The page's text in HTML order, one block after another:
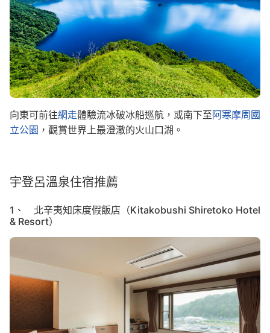
向東可前往網走體驗流冰破冰船巡航，或南下至阿寒摩周國
立公園 ，觀賞世界上最澄澈的火山口湖。
宇登呂溫泉住宿推薦
1、 北辛夷知床度假飯店（Kitakobushi Shiretoko Hotel
& Resort）
Image